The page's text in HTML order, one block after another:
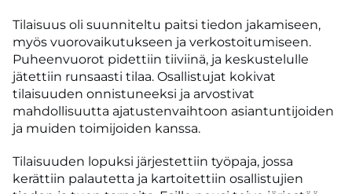
Tilaisuus oli suunniteltu paitsi tiedon jakamiseen,
myös vuorovaikutukseen ja verkostoitumiseen.
Puheenvuorot pidettiin tiiviinä, ja keskustelulle
jätettiin runsaasti tilaa. Osallistujat kokivat
tilaisuuden onnistuneeksi ja arvostivat
mahdollisuutta ajatustenvaihtoon asiantuntijoiden
ja muiden toimijoiden kanssa.
Tilaisuuden lopuksi järjestettiin työpaja, jossa
kerättiin palautetta ja kartoitettiin osallistujien